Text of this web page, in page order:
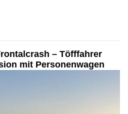
– Töfffahrer
mit Personenwagen